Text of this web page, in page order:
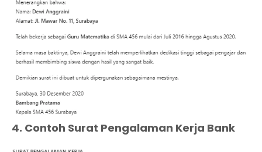
4. Contoh Surat Pengalaman Kerja Bank